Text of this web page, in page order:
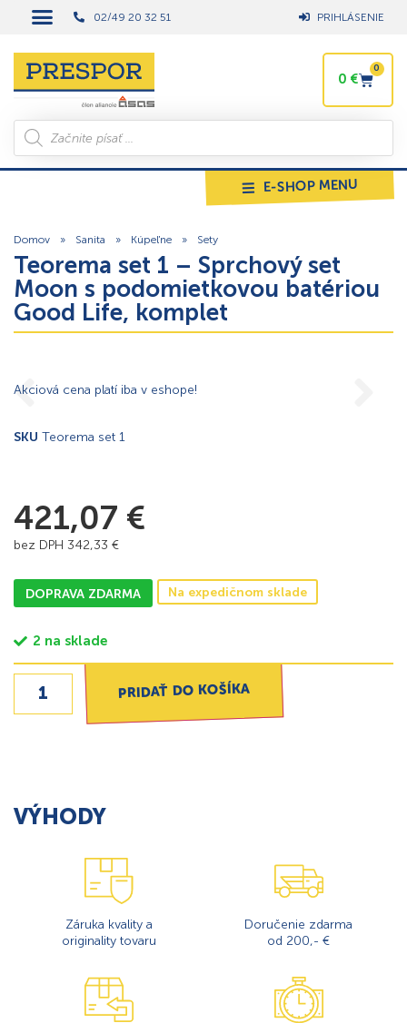
02/49 20 32 51 PRIHLÁSENIE
0 €
0
E-SHOP MENU
Domov » Sanita » Kúpeľne » Sety
Teorema set 1 – Sprchový set
Moon s podomietkovou batériou
Good Life, komplet
Akciová cena platí iba v eshope!
SKU Teorema set 1
421,07 €
bez DPH 342,33 €
DOPRAVA ZDARMA Na expedičnom sklade
2 na sklade
PRIDAŤ DO KOŠÍKA
VÝHODY
Záruka kvality a
originality tovaru
Doručenie zdarma
od 200,- €